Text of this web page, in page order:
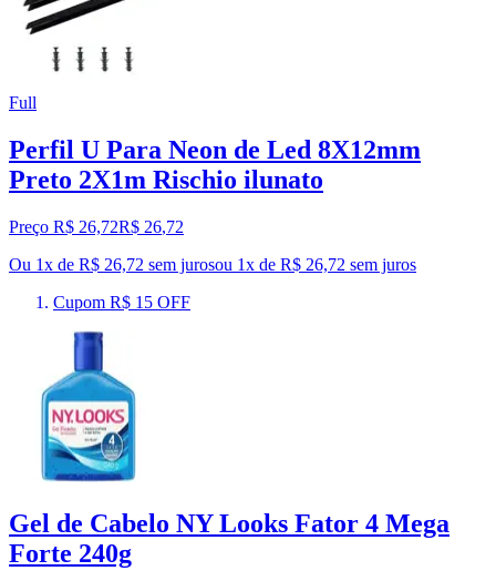
Full
Perfil U Para Neon de Led 8X12mm
Preto 2X1m Rischio ilunato
Preço R$ 26,72R$ 26,72
Ou 1x de R$ 26,72 sem jurosou 1x de R$ 26,72 sem juros
Cupom R$ 15 OFF
Gel de Cabelo NY Looks Fator 4 Mega
Forte 240g